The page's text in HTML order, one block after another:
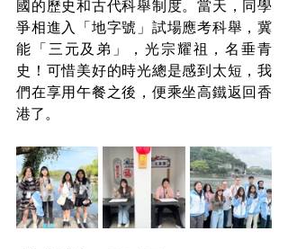
國的歷史和古代科舉制度。當天，同學
爭相進入「地字號」試場應考科舉，冀
能「三元及弟」，光宗耀祖，名垂青
史！可惜美好的時光總是感到太短，我
們在享用午餐之後，便乘坐高鐵返回香
港了。